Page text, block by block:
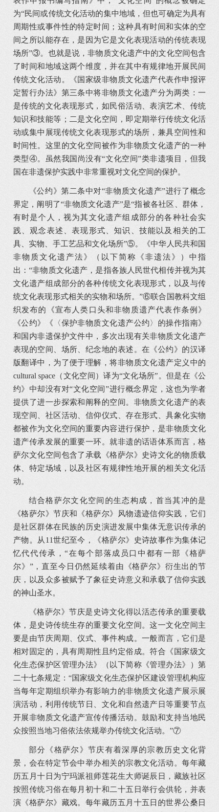
为“民间或传统文化活动的集中地域，但也可确定为具有
周期性或事件性的特定时间；这种具有时间和实体的空
间之所以能存在，是因为它是文化表现活动的传统表现
场所”③。也就是说，非物质文化遗产中的文化空间包含
了时间和地域这两个维度，并在其中有规律地开展民间
传统文化活动。《国家级非物质文化遗产代表作申报评
定暂行办法》第三条中将非物质文化遗产分为两类：一
是传统的文化表现形式，如民俗活动、表演艺术、传统
知识和技能等；二是文化空间，即定期举行传统文化活
动或集中展现传统文化表现形式的场所，兼具空间性和
时间性。这里的文化空间被作为非物质文化遗产的一种
类型④。虽然我国尚没有“文化空间”类非遗项目，但我
国在非遗保护实践中非常重视对文化空间的保护。
《公约》第二条中对“非物质文化遗产”进行了概念
界定，阐明了“非物质文化遗产”是“指被各社区、群体，
有时是个人，视为其文化遗产组成部分的各种社会实
践、观念表述、表现形式、知识、技能以及相关的工
具、实物、手工艺品和文化场所”⑤。《中华人民共和国
非物质文化遗产法》（以下简称《非遗法》）中指
出：“非物质文化遗产，是指各族人民世代相传并视为其
文化遗产组成部分的各种传统文化表现形式，以及与传
统文化表现形式相关的实物和场所。”⑥联合国教科文组
织发布的《宣布人类口头和非物质遗产代表作条例》
《公约》《〈保护非物质文化遗产公约〉的操作指南》
和国内非遗保护文件中，多次出现有关非物质文化遗产
表现的空间、场所、纪念地的表述。在《公约》的汉译
版翻译中，为了便于理解，将非物质文化遗产定义中的
cultural space（文化空间）译为“文化场所”。但是在《公
约》中却没有对“文化空间”进行概念界定，这也为学者
提供了进一步探索和阐释的空间。非物质文化遗产的表
现空间、社区活动、信仰仪式、存在形式、具象化实物
都被作为文化空间的重要内容进行保护，是非物质文化
遗产传承发展的重要一环。就非遗的话语体系而言，格
萨尔文化空间包含了承载《格萨尔》史诗文化的物质载
体、特定场域，以及社区有规律性地开展的相关文化活
动。
结合格萨尔文化空间的生态构成，首当其冲的是
《格萨尔》节庆和《格萨尔》风物遗迹信仰实践，它们
是社区群体在民族的历史演进发展中集体无意识传承的
产物。从11世纪至今，《格萨尔》史诗故事作为集体记
忆代代传承，“在每个部落成员口中都有一部《格萨
尔》”，直至今日仍然延续着由《格萨尔》衍生出的节
庆，以及众多被赋予了象征史诗意义和承载了信仰实践
的神山圣水。
《格萨尔》节庆是史诗文化得以活态传承的重要载
体，是史诗传统生存的重要文化空间。这一文化空间主
要是由节庆周期、仪式、事件构成。一般而言，它们是
相对固定的，具有周期性且约定俗成。符合《国家级文
化生态保护区管理办法》（以下简称《管理办法》）第
二十七条规定：“国家级文化生态保护区建设管理机构应
当每年定期组织举办有影响力的非物质文化遗产展示展
演活动，利用传统节日、文化和自然遗产日等重要节点
开展非物质文化遗产宣传传播活动。鼓励和支持当地民
众按照当地习俗依法依规举办传统文化活动。”⑦
部分《格萨尔》节庆有着深厚的宗教历史文化背
景，会在特定节会中举办相关的宗教文化活动。每年藏
历五月十日为宁玛派祖师莲花生大师诞辰日，藏族社区
按照传统习俗在每月初十和二十五日举行会供轮，并表
演《格萨尔》藏戏。每年藏历五月十五日的世界公桑日